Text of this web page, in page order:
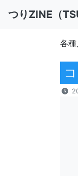
つりZINE（
各